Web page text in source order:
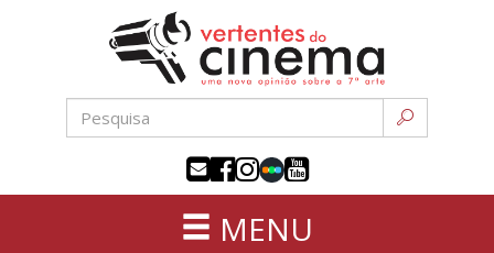
conteúdo
sétima
MENU